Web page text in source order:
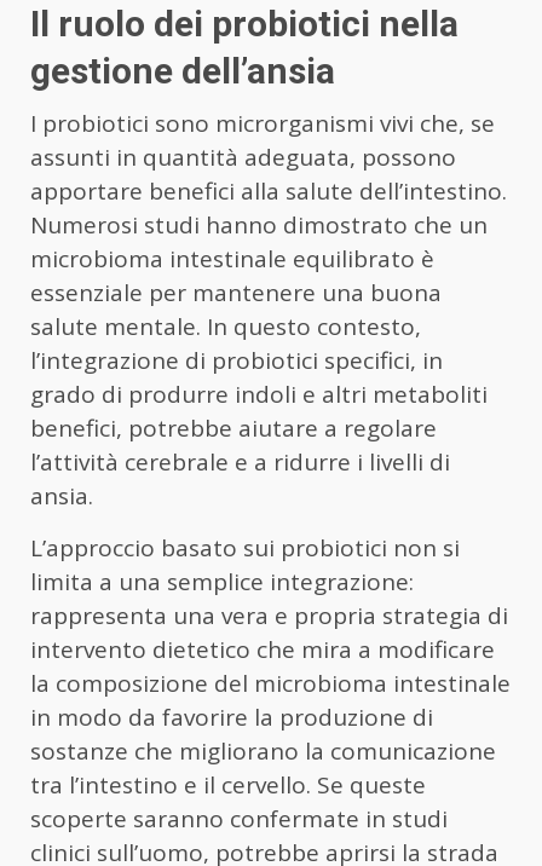
Il ruolo dei probiotici nella
gestione dell’ansia
I probiotici sono microrganismi vivi che, se
assunti in quantità adeguata, possono
apportare benefici alla salute dell’intestino.
Numerosi studi hanno dimostrato che un
microbioma intestinale equilibrato è
essenziale per mantenere una buona
salute mentale. In questo contesto,
l’integrazione di probiotici specifici, in
grado di produrre indoli e altri metaboliti
benefici, potrebbe aiutare a regolare
l’attività cerebrale e a ridurre i livelli di
ansia.
L’approccio basato sui probiotici non si
limita a una semplice integrazione:
rappresenta una vera e propria strategia di
intervento dietetico che mira a modificare
la composizione del microbioma intestinale
in modo da favorire la produzione di
sostanze che migliorano la comunicazione
tra l’intestino e il cervello. Se queste
scoperte saranno confermate in studi
clinici sull’uomo, potrebbe aprirsi la strada